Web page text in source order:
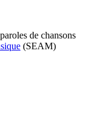
de chansons
(SEAM)